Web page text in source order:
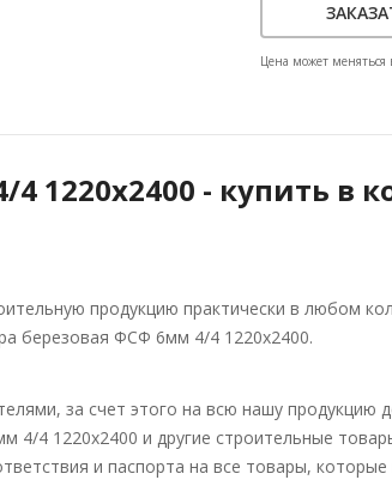
Цена может меняться
1220х2400 - купить в
продукцию практически в любом
березовая ФСФ 6мм 4/4 1220х2400.
за счет этого на всю нашу продукцию
4 1220х2400 и другие строительные
и паспорта на все товары,